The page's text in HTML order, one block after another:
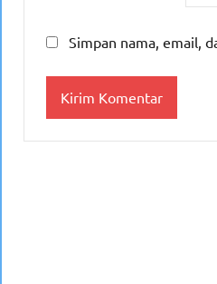
Simpan nama, email,